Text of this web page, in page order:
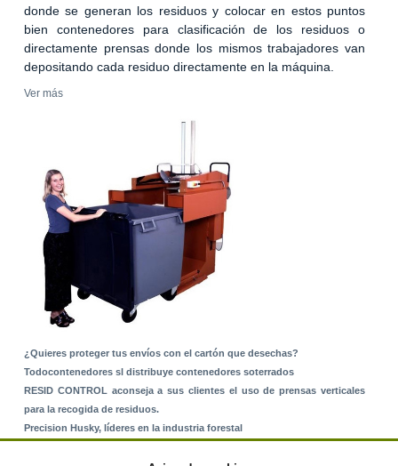
donde se generan los residuos y colocar en estos puntos
bien contenedores para clasificación de los residuos o
directamente prensas donde los mismos trabajadores van
depositando cada residuo directamente en la máquina.
Ver más
¿Quieres proteger tus envíos con el cartón que desechas?
Todocontenedores sl distribuye contenedores soterrados
RESID CONTROL aconseja a sus clientes el uso de prensas verticales
para la recogida de residuos.
Precision Husky, líderes en la industria forestal